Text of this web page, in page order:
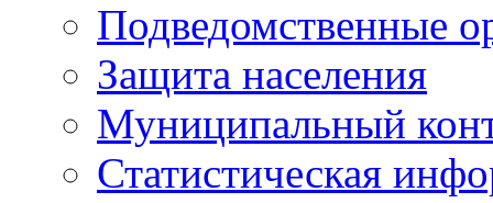
Подведомственные
Защита населения
Муниципальный
Статистическая